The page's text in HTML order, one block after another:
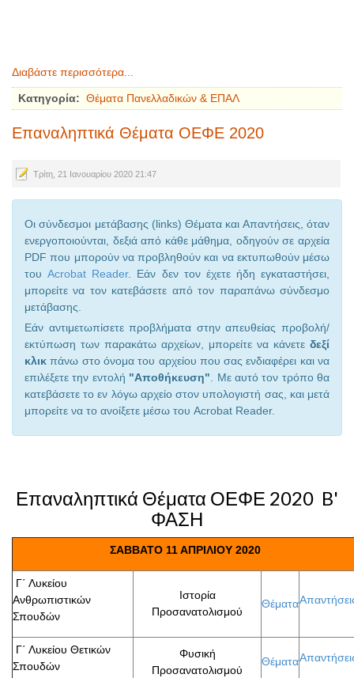
Διαβάστε περισσότερα...
Κατηγορία: Θέματα Πανελλαδικών & ΕΠΑΛ
Επαναληπτικά Θέματα ΟΕΦΕ 2020
Τρίτη, 21 Ιανουαρίου 2020 21:47
Οι σύνδεσμοι μετάβασης (links) Θέματα και Απαντήσεις, όταν
ενεργοποιούνται, δεξιά από κάθε μάθημα, οδηγούν σε αρχεία
PDF που μπορούν να προβληθούν και να εκτυπωθούν μέσω
τουAcrobat Reader. Εάν δεν τον έχετε ήδη εγκαταστήσει,
μπορείτε να τον κατεβάσετε από τον παραπάνω σύνδεσμο
μετάβασης.
Εάν αντιμετωπίσετε προβλήματα στην απευθείας προβολή/
εκτύπωση των παρακάτω αρχείων, μπορείτε να κάνετε δεξί
κλικ πάνω στο όνομα του αρχείου που σας ενδιαφέρει και να
επιλέξετε την εντολή "Αποθήκευση" . Με αυτό τον τρόπο θα
κατεβάσετε το εν λόγω αρχείο στον υπολογιστή σας, και μετά
μπορείτε να το ανοίξετε μέσω του Acrobat Reader.
Επαναληπτικά Θέματα ΟΕΦΕ 2020 B'
ΦΑΣΗ
ΣΑΒΒΑΤΟ 11 ΑΠΡΙΛΙΟΥ 2020
Γ΄ Λυκείου
Ανθρωπιστικών
Σπουδών
Ιστορία
Προσανατολισμού
Θέματα
Γ΄ Λυκείου Θετικών
Σπουδών
Φυσική
Προσανατολισμού
Θέματα